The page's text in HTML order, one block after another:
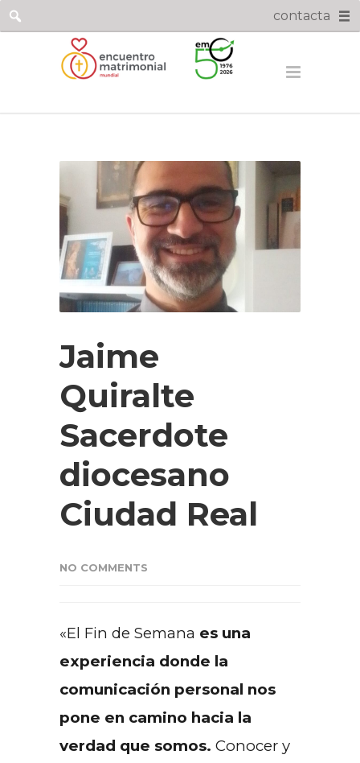
contacta
Jaime
Quiralte
Sacerdote
diocesano
Ciudad Real
NO COMMENTS
«El Fin de Semana es una
experiencia donde la
comunicación personal nos
pone en camino hacia la
verdad que somos. Conocer y